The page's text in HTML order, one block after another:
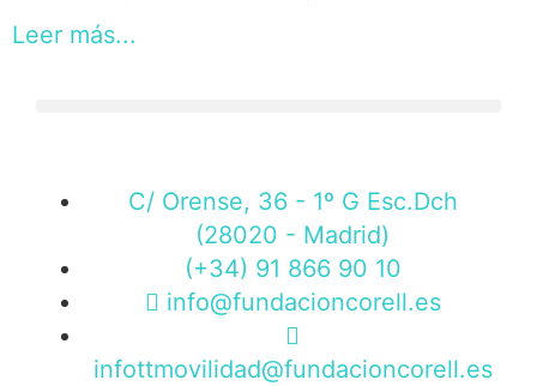
Leer más...
C/ Orense, 36 - 1º G Esc.Dch
(28020 - Madrid)
(+34) 91 866 90 10
info@fundacioncorell.es
infottmovilidad@fundacioncorell.es